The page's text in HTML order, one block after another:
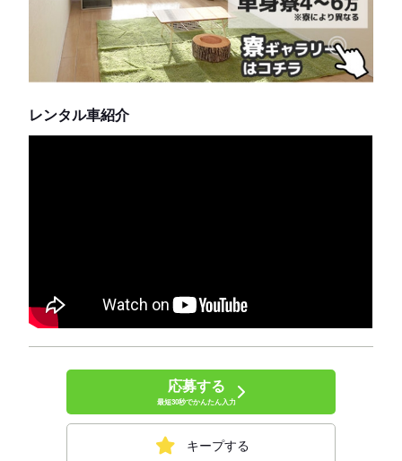
レンタル車紹介
応募する
最短30秒でかんたん入力
キープする